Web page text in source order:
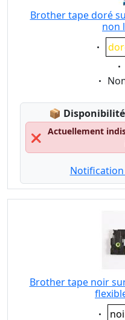
Brother tape doré
non
📦 Lagerstatus:
❌
Actuellement
Brother tape noir